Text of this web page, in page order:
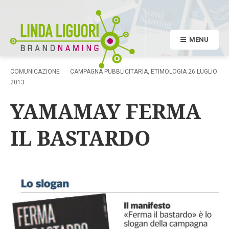
MENU
COMUNICAZIONE CAMPAGNA PUBBLICITARIA, ETIMOLOGIA 26 LUGLIO
2013
YAMAMAY FERMA
IL BASTARDO